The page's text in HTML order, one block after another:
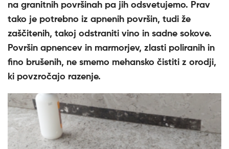
na granitnih površinah pa jih odsvetujemo. Prav
tako je potrebno iz apnenih površin, tudi že
zaščitenih, takoj odstraniti vino in sadne sokove.
Površin apnencev in marmorjev, zlasti poliranih in
fino brušenih, ne smemo mehansko čistiti z orodji,
ki povzročajo razenje.